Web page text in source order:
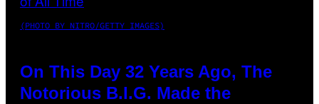
(PHOTO BY NITRO/GETTY IMAGES)
On This Day 32 Years Ago, The
Notorious B.I.G. Made the